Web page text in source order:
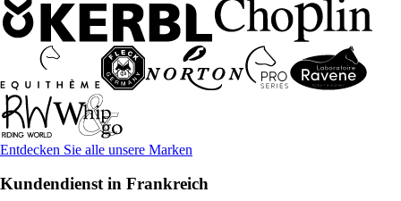
Entdecken Sie alle unsere Marken
Kundendienst in Frankreich